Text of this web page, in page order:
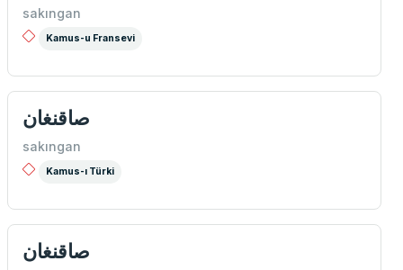
sakıngan
Kamus-u Fransevi
صاقنغان
sakıngan
Kamus-ı Türki
صاقنغان